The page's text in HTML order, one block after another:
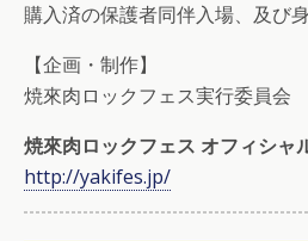
購入済の保護者同伴入場、及び
【企画・制作】
焼來肉ロックフェス実行委員会
焼來肉ロックフェス オフィシャ
http://yakifes.jp/